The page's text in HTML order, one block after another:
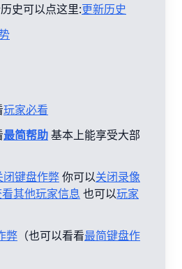
史可以点这里:更新历史
玩家必看
最简帮助基本上能享受大部
闭键盘作弊你可以关闭录像
其他玩家信息 也可以玩家
弊 （也可以看看最简键盘作